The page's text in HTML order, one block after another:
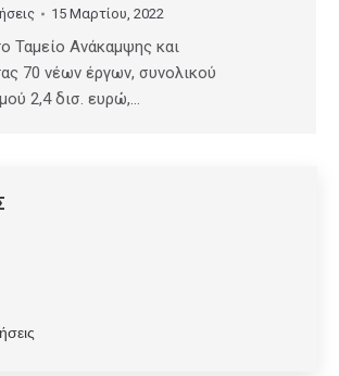
15 Μαρτίου, 2022
Ταμείο Ανάκαμψης και
70 νέων έργων, συνολικού
2,4 δισ. ευρώ,…